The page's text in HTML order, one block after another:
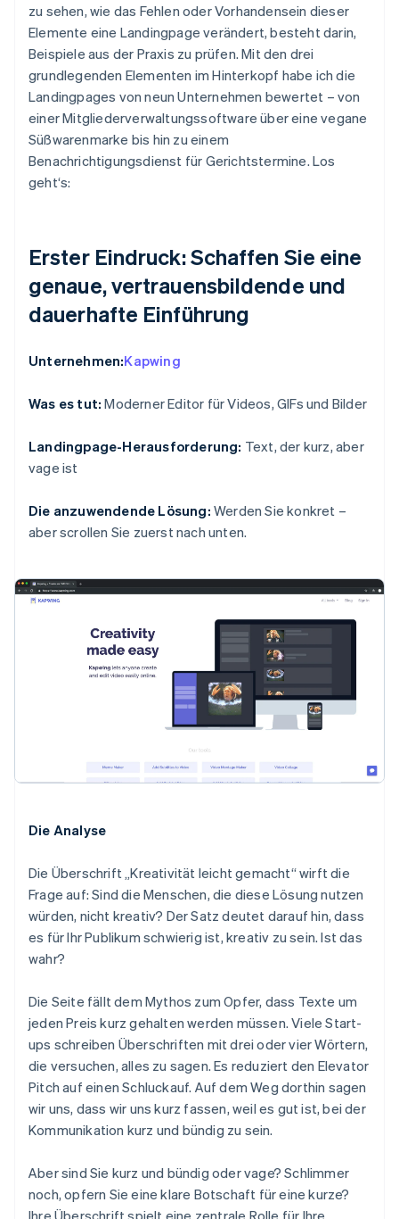
zu sehen, wie das Fehlen oder Vorhandensein dieser
Elemente eine Landingpage verändert, besteht darin,
Beispiele aus der Praxis zu prüfen. Mit den drei
grundlegenden Elementen im Hinterkopf habe ich die
Landingpages von neun Unternehmen bewertet – von
einer Mitgliederverwaltungssoftware über eine vegane
Süßwarenmarke bis hin zu einem
Benachrichtigungsdienst für Gerichtstermine. Los
geht‘s:
Erster Eindruck: Schaffen Sie eine
genaue, vertrauensbildende und
dauerhafte Einführung
Unternehmen:Kapwing
Was es tut: Moderner Editor für Videos, GIFs und Bilder
Landingpage-Herausforderung: Text, der kurz, aber
vage ist
Die anzuwendende Lösung: Werden Sie konkret –
aber scrollen Sie zuerst nach unten.
Die Analyse
Die Überschrift „Kreativität leicht gemacht“ wirft die
Frage auf: Sind die Menschen, die diese Lösung nutzen
würden, nicht kreativ? Der Satz deutet darauf hin, dass
es für Ihr Publikum schwierig ist, kreativ zu sein. Ist das
wahr?
Die Seite fällt dem Mythos zum Opfer, dass Texte um
jeden Preis kurz gehalten werden müssen. Viele Start-
ups schreiben Überschriften mit drei oder vier Wörtern,
die versuchen, alles zu sagen. Es reduziert den Elevator
Pitch auf einen Schluckauf. Auf dem Weg dorthin sagen
wir uns, dass wir uns kurz fassen, weil es gut ist, bei der
Kommunikation kurz und bündig zu sein.
Aber sind Sie kurz und bündig oder vage? Schlimmer
noch, opfern Sie eine klare Botschaft für eine kurze?
Ihre Überschrift spielt eine zentrale Rolle für Ihre